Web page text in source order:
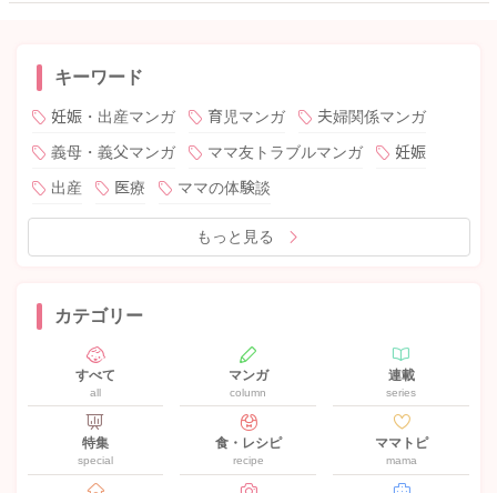
キーワード
妊娠・出産マンガ 育児マンガ
夫婦関係マンガ
義母・義父マンガ
ママ友トラブルマンガ
妊娠
出産
医療 ママの体験談
もっと見る
カテゴリー
すべて
all
マンガ
column
連載
series
特集
special
食・レシピ
recipe
ママトピ
mama